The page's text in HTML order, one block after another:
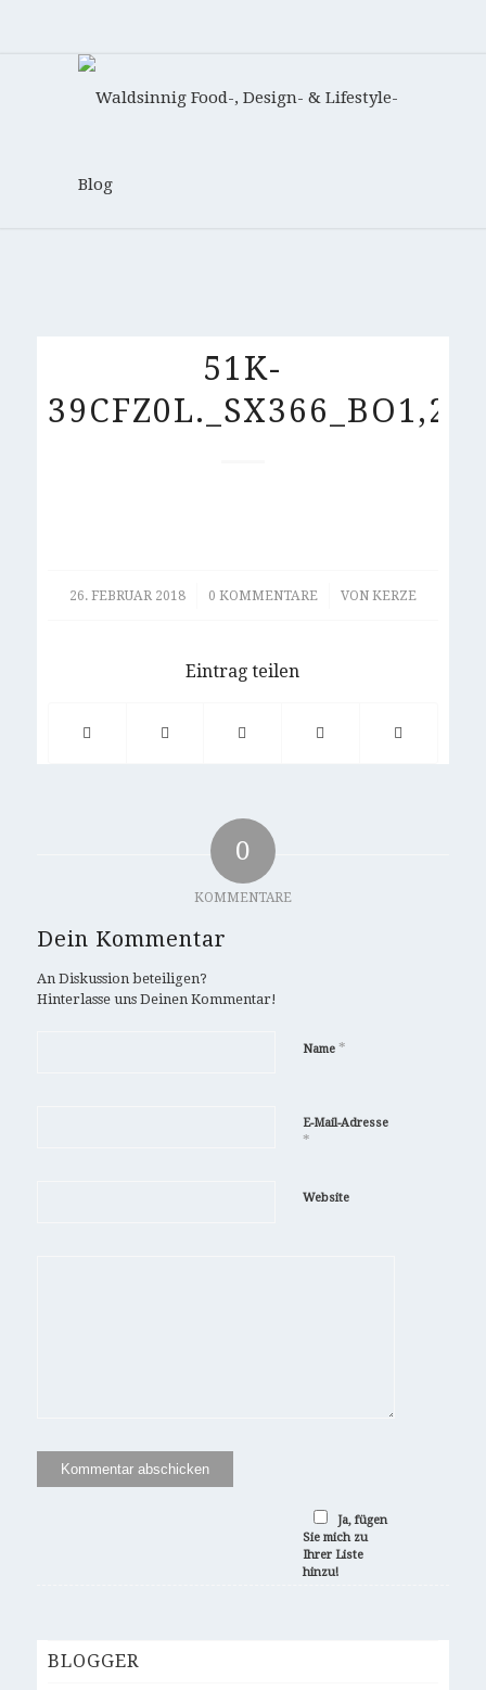
51K-
26. FEBRUAR 2018
/ 0 KOMMENTARE
/ VON KERZE
Eintrag teilen
0
KOMMENTARE
Dein Kommentar
An Diskussion beteiligen?
Hinterlasse uns Deinen Kommentar!
Name *
E-Mail-Adresse
*
Website
Ja, fügen
Sie mich zu
Ihrer Liste
hinzu!
BLOGGER